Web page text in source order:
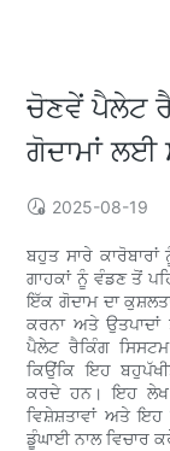
ਚੋਣਵੇਂ ਪੈਲੇਟ
ਗੋਦਾਮਾਂ ਲਈ
2025-08-19
ਬਹੁਤ ਸਾਰੇ
ਗਾਹਕਾਂ ਨੂੰ ਵੰਡਣ ਤੋਂ
ਇੱਕ ਗੋਦਾਮ ਦਾ
ਕਰਨਾ ਅਤੇ
ਪੈਲੇਟ ਰੈਕਿੰਗ
ਕਿਉਂਕਿ ਇਹ
ਕਰਦੇ ਹਨ। ਇਹ ਲੇਖ
ਵਿਸ਼ੇਸ਼ਤਾਵਾਂ ਅਤੇ
ਡੂੰਘਾਈ ਨਾਲ ਵਿਚਾਰ